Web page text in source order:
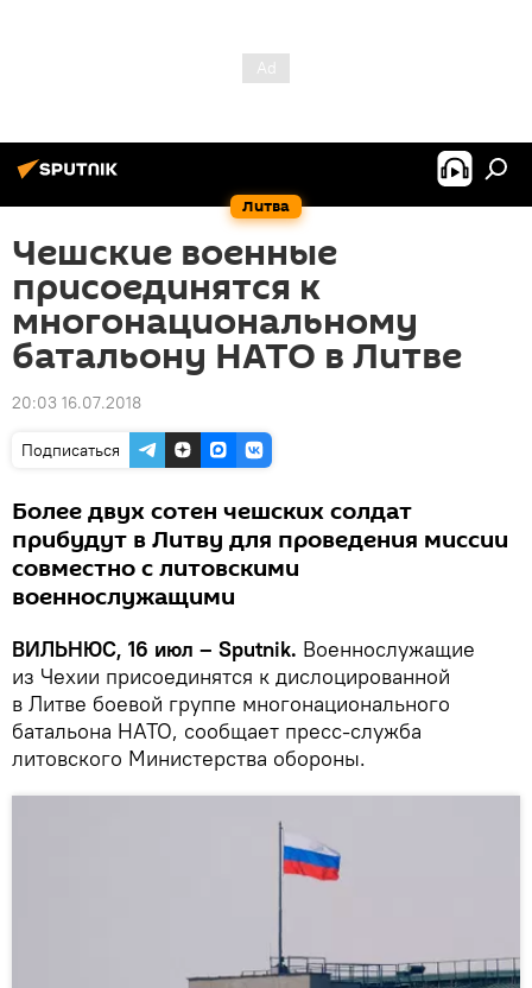
Литва
Чешские военные
присоединятся к
многонациональному
батальону НАТО в Литве
20:03 16.07.2018
Подписаться
Более двух сотен чешских солдат
прибудут в Литву для проведения миссии
совместно с литовскими
военнослужащими
ВИЛЬНЮС, 16 июл – Sputnik. Военнослужащие
из Чехии присоединятся к дислоцированной
в Литве боевой группе многонационального
батальона НАТО, сообщает пресс-служба
литовского Министерства обороны.